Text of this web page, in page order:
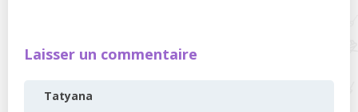
Laisser un commentaire
Tatyana